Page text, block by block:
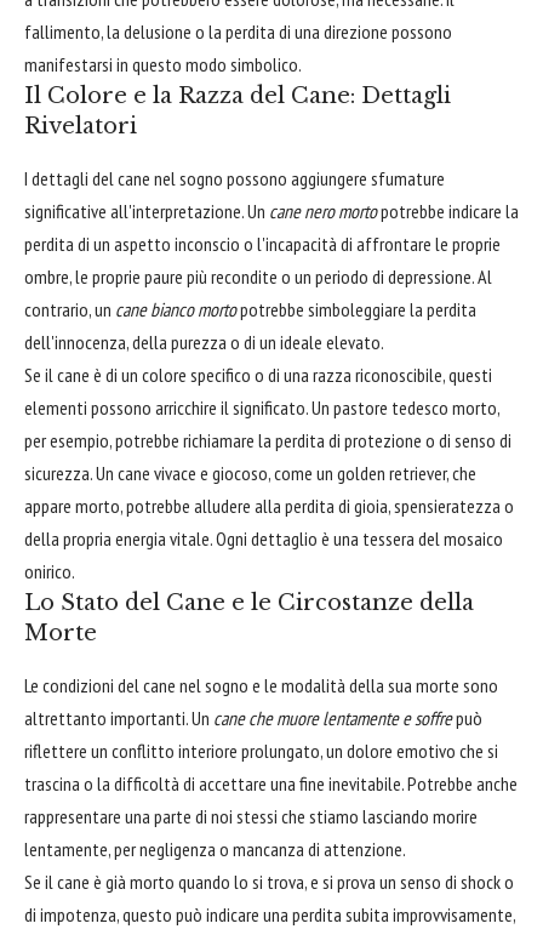
fallimento, la delusione o la perdita di una direzione possono
manifestarsi in questo modo simbolico.
Il Colore e la Razza del Cane: Dettagli
Rivelatori
I dettagli del cane nel sogno possono aggiungere sfumature
significative all'interpretazione. Un cane nero mortopotrebbe indicare la
perdita di un aspetto inconscio o l'incapacità di affrontare le proprie
ombre, le proprie paure più recondite o un periodo di depressione. Al
contrario, un cane bianco mortopotrebbe simboleggiare la perdita
dell'innocenza, della purezza o di un ideale elevato.
Se il cane è di un colore specifico o di una razza riconoscibile, questi
elementi possono arricchire il significato. Un pastore tedesco morto,
per esempio, potrebbe richiamare la perdita di protezione o di senso di
sicurezza. Un cane vivace e giocoso, come un golden retriever, che
appare morto, potrebbe alludere alla perdita di gioia, spensieratezza o
della propria energia vitale. Ogni dettaglio è una tessera del mosaico
onirico.
Lo Stato del Cane e le Circostanze della
Morte
Le condizioni del cane nel sogno e le modalità della sua morte sono
altrettanto importanti. Un cane che muore lentamente e soffrepuò
riflettere un conflitto interiore prolungato, un dolore emotivo che si
trascina o la difficoltà di accettare una fine inevitabile. Potrebbe anche
rappresentare una parte di noi stessi che stiamo lasciando morire
lentamente, per negligenza o mancanza di attenzione.
Se il cane è già morto quando lo si trova, e si prova un senso di shock o
di impotenza, questo può indicare una perdita subita improvvisamente,